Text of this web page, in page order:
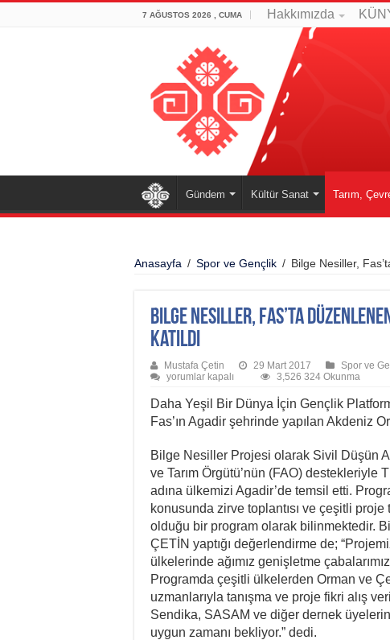
7 AĞUSTOS 2026 , CUMA Hakkımızda
Gündem Kültür Sanat Tarım,
Anasayfa / Spor ve Gençlik / Bilge Nesiller,
Bilge Nesiller, Fas’ta
Katıldı
Mustafa Çetin 29 Mart 2017 Spor ve
Bilge
Fas’ta
Düzenlenen
5.
Akdeniz
Zirvesine
Katıldı
için
yorumlar kapalı 3,526 324 Okunma
Daha Yeşil Bir Dünya İçin Gençlik
Fas’ın Agadir şehrinde yapılan Akdeniz
Bilge Nesiller Projesi olarak Sivil Düşün
ve Tarım Örgütü’nün (FAO)
adına ülkemizi Agadir’de temsil etti.
konusunda zirve toplantısı ve çeşitli proje
olduğu bir program olarak bilinmektedir.
ÇETİN yaptığı değerlendirme de;
ülkelerinde ağımız genişletme
Programda çeşitli ülkelerden Orman ve
uzmanlarıyla tanışma ve proje fikri alış
Sendika, SASAM ve diğer dernek
uygun zamanı bekliyor.” dedi.